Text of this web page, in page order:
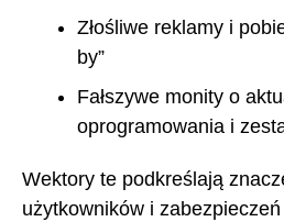
Złośliwe reklamy i
by”
Fałszywe monity o
oprogramowania i
Wektory te podkreślają
użytkowników i